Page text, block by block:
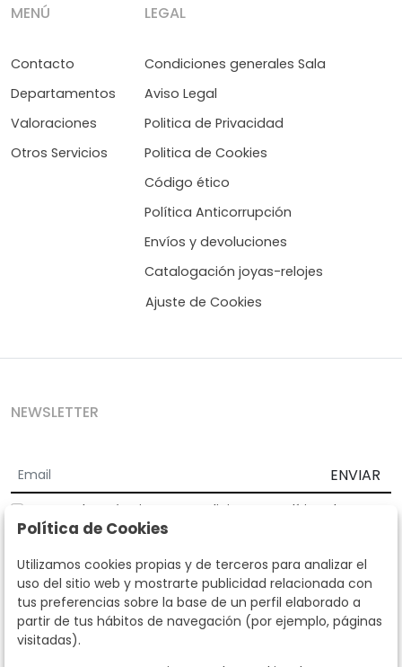
MENÚ
Contacto
Departamentos
Valoraciones
Otros Servicios
LEGAL
Condiciones generales Sala
Aviso Legal
Politica de Privacidad
Politica de Cookies
Código ético
Política Anticorrupción
Envíos y devoluciones
Catalogación joyas-relojes
Ajuste de Cookies
NEWSLETTER
ENVIAR
Acepto los Términos y Condiciones
Política de
privacidad
Según la LOPD y disposiciones de desarrollo, informamos que sus
datos personales serán tratados por parte de Subastas Segre con la
finalidad de gestionar la relación comercial. Puede ejercitar los
derechos de acceso, rectificación, cancelación, oposición y demás
derechos en los términos establecidos en la normativa vigente
dirigiéndote a nosotros. Asimismo, nos puede solicitar el envío de
Política de Cookies
Utilizamos cookies propias y de terceros para analizar el
uso del sitio web y mostrarte publicidad relacionada con
tus preferencias sobre la base de un perfil elaborado a
partir de tus hábitos de navegación (por ejemplo, páginas
visitadas).